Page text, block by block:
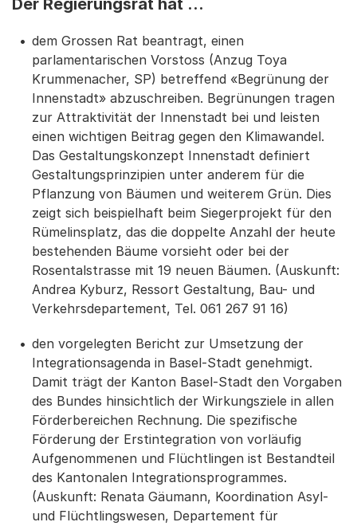
Der Regierungsrat hat …
dem Grossen Rat beantragt, einen
parlamentarischen Vorstoss (Anzug Toya
Krummenacher, SP) betreffend «Begrünung der
Innenstadt» abzuschreiben. Begrünungen tragen
zur Attraktivität der Innenstadt bei und leisten
einen wichtigen Beitrag gegen den Klimawandel.
Das Gestaltungskonzept Innenstadt definiert
Gestaltungsprinzipien unter anderem für die
Pflanzung von Bäumen und weiterem Grün. Dies
zeigt sich beispielhaft beim Siegerprojekt für den
Rümelinsplatz, das die doppelte Anzahl der heute
bestehenden Bäume vorsieht oder bei der
Rosentalstrasse mit 19 neuen Bäumen. (Auskunft:
Andrea Kyburz, Ressort Gestaltung, Bau- und
Verkehrsdepartement, Tel. 061 267 91 16)
den vorgelegten Bericht zur Umsetzung der
Integrationsagenda in Basel-Stadt genehmigt.
Damit trägt der Kanton Basel-Stadt den Vorgaben
des Bundes hinsichtlich der Wirkungsziele in allen
Förderbereichen Rechnung. Die spezifische
Förderung der Erstintegration von vorläufig
Aufgenommenen und Flüchtlingen ist Bestandteil
des Kantonalen Integrationsprogrammes.
(Auskunft: Renata Gäumann, Koordination Asyl-
und Flüchtlingswesen, Departement für